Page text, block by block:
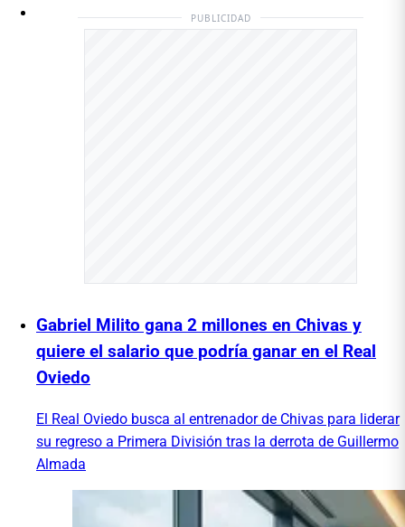
PUBLICIDAD
Gabriel Milito gana 2 millones en Chivas y
quiere el salario que podría ganar en el Real
Oviedo
El Real Oviedo busca al entrenador de Chivas para liderar
su regreso a Primera División tras la derrota de Guillermo
Almada